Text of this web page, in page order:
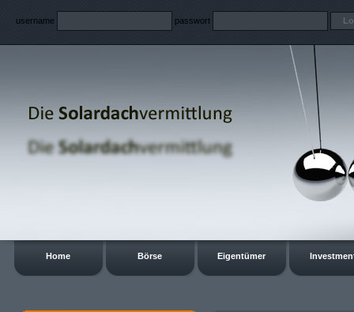
username passwort
Home Börse Eigentümer